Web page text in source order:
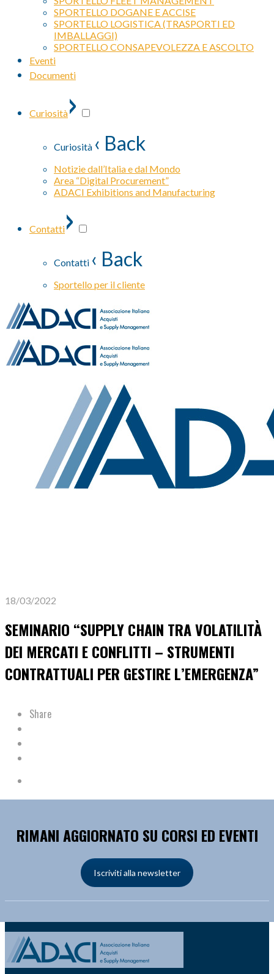
SPORTELLO DOGANE E ACCISE
SPORTELLO LOGISTICA (TRASPORTI ED
IMBALLAGGI)
SPORTELLO CONSAPEVOLEZZA E ASCOLTO
Eventi
Documenti
Curiosità›
Curiosità ‹ Back
Notizie dall’Italia e dal Mondo
Area “Digital Procurement”
ADACI Exhibitions and Manufacturing
Contatti›
Contatti ‹ Back
Sportello per il cliente
18/03/2022
SEMINARIO “SUPPLY CHAIN TRA VOLATILITÀ
DEI MERCATI E CONFLITTI – STRUMENTI
CONTRATTUALI PER GESTIRE L’EMERGENZA”
Share
RIMANI AGGIORNATO SU CORSI ED EVENTI
Iscriviti alla newsletter